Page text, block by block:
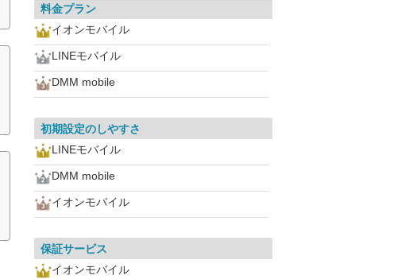
料金プラン
イオンモバイル
LINEモバイル
DMM mobile
初期設定のしやすさ
LINEモバイル
DMM mobile
イオンモバイル
保証サービス
イオンモバイル